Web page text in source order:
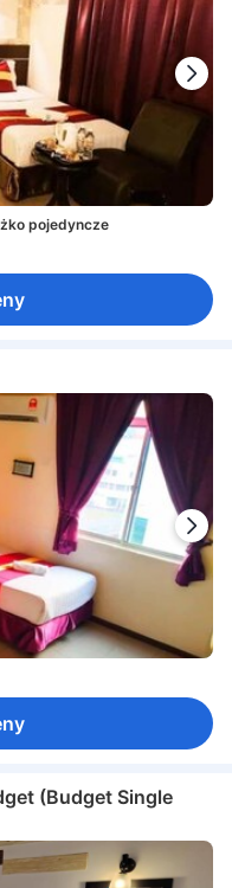
pojedyncze
(Budget Single